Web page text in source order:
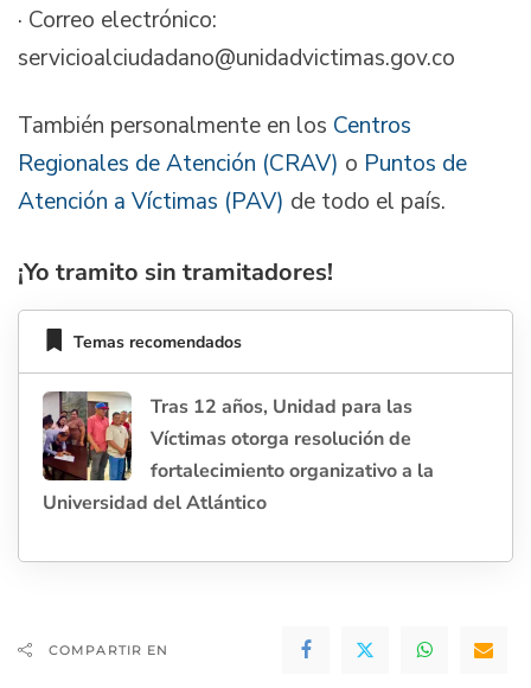
· Correo electrónico:
servicioalciudadano@unidadvictimas.gov.co
También personalmente en los Centros
Regionales de Atención (CRAV) o Puntos de
Atención a Víctimas (PAV) de todo el país.
¡Yo tramito sin tramitadores!
Temas recomendados
Tras 12 años, Unidad para las
Víctimas otorga resolución de
fortalecimiento organizativo a la
Universidad del Atlántico
COMPARTIR EN